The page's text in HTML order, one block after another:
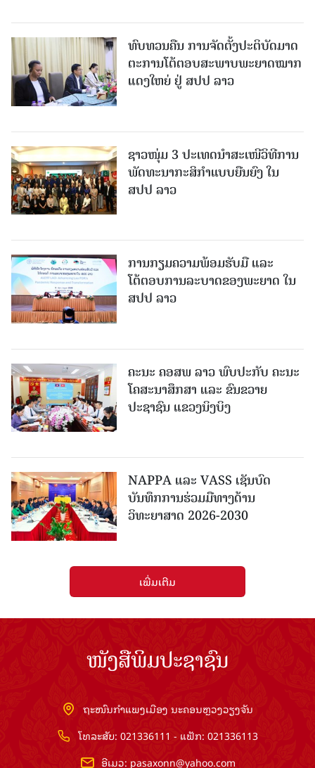
ທົບທວນຄືນ ການຈັດຕັ້ງປະຕິບັດມາດ
ຕະການໂຕ້ຕອບສະພາບພະຍາດໝາກ
ແດງໃຫຍ່ ຢູ່ ສປປ ລາວ
ຊາວໜຸ່ມ 3 ປະເທດນຳສະເໜີວິທີການ
ພັດທະນາກະສິກຳແບບຍືນຍົງ ໃນ
ສປປ ລາວ
ການກຽມຄວາມພ້ອມຮັບມື ແລະ
ໂຕ້ຕອບການລະບາດຂອງພະຍາດ ໃນ
ສປປ ລາວ
ຄະນະ ຄອສພ ລາວ ພົບປະກັບ ຄະນະ
ໂຄສະນາສຶກສາ ແລະ ຂົນຂວາຍ
ປະຊາຊົນ ແຂວງນິງບິງ
NAPPA ແລະ VASS ເຊັນບົດ
ບັນທຶກການຮ່ວມມືທາງດ້ານ
ວິທະຍາສາດ 2026-2030
ເພີ່ມເຕີມ
ໜັງສືພິມປະຊາຊົນ
ຖະໜົນກຳແພງເມືອງ ນະຄອນຫຼວງວຽງຈັນ
ໂທລະສັບ: 021336111 - ແຟັກ: 021336113
ອີເມວ: pasaxonn@yahoo.com